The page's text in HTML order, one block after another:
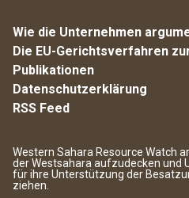
Wie die Unternehmen
Die EU-Gerichtsverfahren
Publikationen
Datenschutzerklärung
RSS Feed
Western Sahara Resource Watch
der Westsahara aufzudecken und
für ihre Unterstützung der
ziehen.